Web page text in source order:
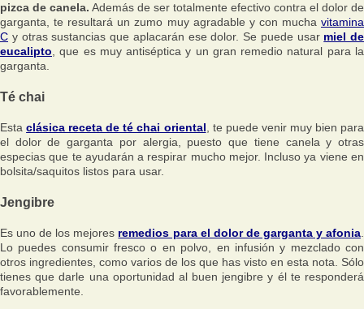
pizca de canela. Además de ser totalmente efectivo contra el dolor de
garganta, te resultará un zumo muy agradable y con mucha vitamina
C y otras sustancias que aplacarán ese dolor. Se puede usar miel de
eucalipto , que es muy antiséptica y un gran remedio natural para la
garganta.
Té chai
Estaclásica receta de té chai oriental , te puede venir muy bien para
el dolor de garganta por alergia, puesto que tiene canela y otras
especias que te ayudarán a respirar mucho mejor. Incluso ya viene en
bolsita/saquitos listos para usar.
Jengibre
Es uno de los mejores remedios para el dolor de garganta y afonia
Lo puedes consumir fresco o en polvo, en infusión y mezclado con
otros ingredientes, como varios de los que has visto en esta nota. Sólo
tienes que darle una oportunidad al buen jengibre y él te responderá
favorablemente.